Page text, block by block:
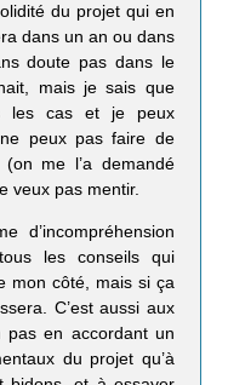
du projet qui en
dans un an ou dans
doute pas dans le
mais je sais que
les cas et je peux
peux pas faire de
me l’a demandé
veux pas mentir.
d’incompréhension
les conseils qui
mon côté, mais si ça
C’est aussi aux
pas en accordant un
du projet qu’à